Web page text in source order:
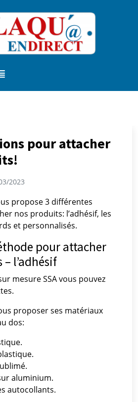
pour attacher
2023
propose 3 différentes
nos produits: l’adhésif, les
et personnalisés.
pour attacher
l’adhésif
mesure SSA vous pouvez
proposer ses matériaux
dos:
aluminium.
autocollants.